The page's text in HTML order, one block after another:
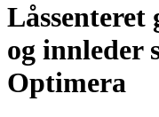
og innleder
Optimera